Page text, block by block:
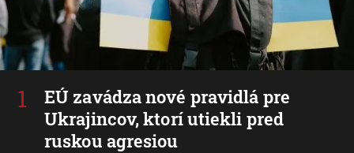
EÚ zavádza nové pravidlá pre
Ukrajincov, ktorí utiekli pred
ruskou agresiou